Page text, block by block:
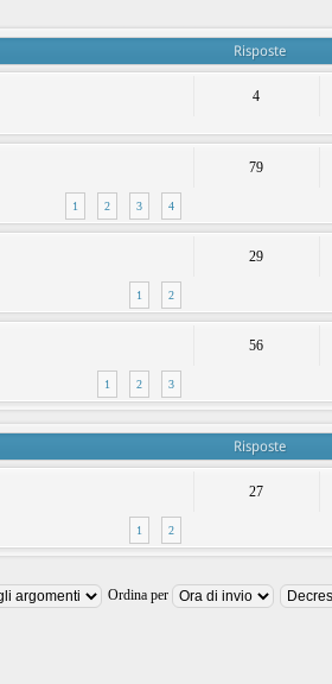
Risposte
4
1 2 3 4
79
1 2
29
1 2 3
56
Risposte
1 2
27
Ordina per